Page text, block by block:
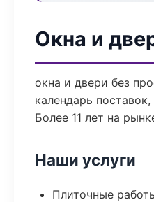
Окна и
окна и двери без
календарь
Более 11 лет на
Наши услуги
Плиточные